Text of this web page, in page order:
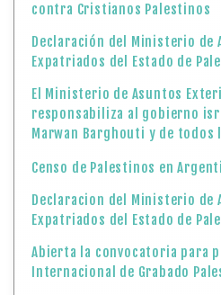
contra Cristianos Palestinos
Declaración del Ministerio de
Expatriados del Estado de
El Ministerio de Asuntos
responsabiliza al gobierno
Marwan Barghouti y de
Censo de Palestinos en
Declaracion del Ministerio de
Expatriados del Estado de
Abierta la convocatoria para
Internacional de Grabado